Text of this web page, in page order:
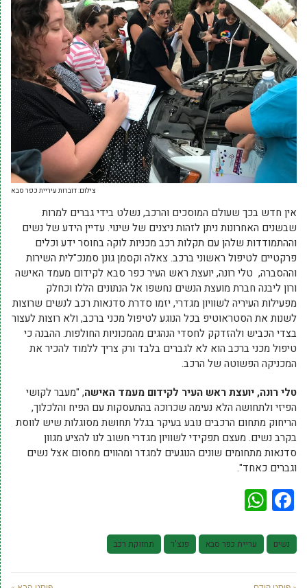
צילום: דוברות עיריית כפר סבא
אין חדש בכך שעולם המוסכים והרכב, נשלט בידי גברים למרות
שבשנים האחרונות ניתן לזהות ניצנים של שינוי. עדיין הידע של נשים
וההתמודדות שלהן עם תקלות רכב מכניות לוקה בחוסר ידע וכלים
פרקטיים לטיפול ראשוני ברכב. צאלה וקסמן גונן סמנכ"לית השירות
וההסברה, טלי רונה, יועצת ראש העיר כפר סבא לקידום מעמד האישה
ורון ליבנה חברת מועצת הנשים נחשפו אל הנתונים הללו וכחלק
מפעילות העיריה לשוויון מגדרי, יזמו סדרת סדנאות רכב לנשים שרוצות
לשנות את הסטראוטיפ בכל הנוגע לטיפול מכני ברכב, ולא רוצות לעצור
בצדי הכביש ולהזדקק לחסדי הנהגים מהמכוניות החולפות. ההבנה כי
טיפול מכני ברכב הוא לא לגברים בלבד ורק צריך ללמוד להכיר את
המכניקה הפשוטה של הרכב.
טלי רונה, יועצת ראש העיר לקידום מעמד האישה, "מעבר לקושי
הפיזי ולתחושה הלא נעימה שכרוכה בהתעסקות עם הפיח והלכלוך,
הריחוק מתחום הרכבים נובע בעיקר בגלל תחושת מסוגלות שיש לווסת
בקרב נשים. מעצם תפקידי לשוויון מגדרי חשוב לנו להציע מגוון
סדנאות מתחומים שונים הנוגעים למגדר ומהווים מחסום אצל נשים
וגברים כאחד".
Facebook
נשים עריית כפר סבא פנצ'ר תחזוקת רכב